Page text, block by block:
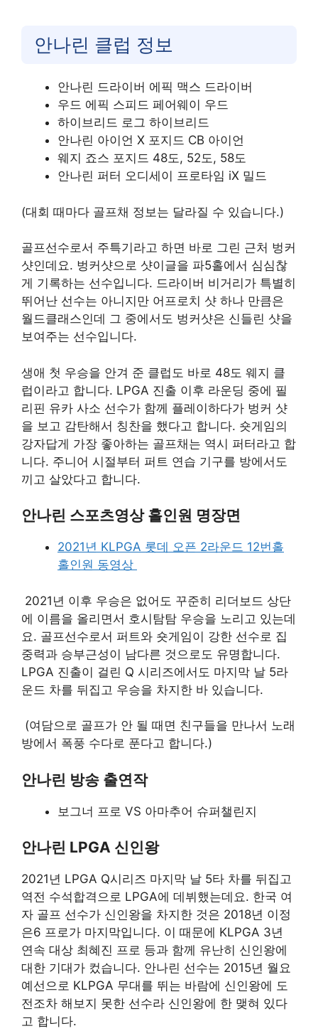
안나린 클럽 정보
안나린 드라이버 에픽 맥스 드라이버
우드 에픽 스피드 페어웨이 우드
하이브리드 로그 하이브리드
안나린 아이언 X 포지드 CB 아이언
웨지 죠스 포지드 48도, 52도, 58도
안나린 퍼터 오디세이 프로타임 iX 밀드
(대회 때마다 골프채 정보는 달라질 수 있습니다.)
골프선수로서 주특기라고 하면 바로 그린 근처 벙커
샷인데요. 벙커샷으로 샷이글을 파5홀에서 심심찮
게 기록하는 선수입니다. 드라이버 비거리가 특별히
뛰어난 선수는 아니지만 어프로치 샷 하나 만큼은
월드클래스인데 그 중에서도 벙커샷은 신들린 샷을
보여주는 선수입니다.
생애 첫 우승을 안겨 준 클럽도 바로 48도 웨지 클
럽이라고 합니다. LPGA 진출 이후 라운딩 중에 필
리핀 유카 사소 선수가 함께 플레이하다가 벙커 샷
을 보고 감탄해서 칭찬을 했다고 합니다. 숏게임의
강자답게 가장 좋아하는 골프채는 역시 퍼터라고 합
니다. 주니어 시절부터 퍼트 연습 기구를 방에서도
끼고 살았다고 합니다.
안나린 스포츠영상 홀인원 명장면
2021년 KLPGA 롯데 오픈 2라운드 12번홀
홀인원 동영상
2021년 이후 우승은 없어도 꾸준히 리더보드 상단
에 이름을 올리면서 호시탐탐 우승을 노리고 있는데
요. 골프선수로서 퍼트와 숏게임이 강한 선수로 집
중력과 승부근성이 남다른 것으로도 유명합니다.
LPGA 진출이 걸린 Q 시리즈에서도 마지막 날 5라
운드 차를 뒤집고 우승을 차지한 바 있습니다.
(여담으로 골프가 안 될 때면 친구들을 만나서 노래
방에서 폭풍 수다로 푼다고 합니다.)
안나린 방송 출연작
보그너 프로 VS 아마추어 슈퍼챌린지
안나린 LPGA 신인왕
2021년 LPGA Q시리즈 마지막 날 5타 차를 뒤집고
역전 수석합격으로 LPGA에 데뷔했는데요. 한국 여
자 골프 선수가 신인왕을 차지한 것은 2018년 이정
은6 프로가 마지막입니다. 이 때문에 KLPGA 3년
연속 대상 최혜진 프로 등과 함께 유난히 신인왕에
대한 기대가 컸습니다. 안나린 선수는 2015년 월요
예선으로 KLPGA 무대를 뛰는 바람에 신인왕에 도
전조차 해보지 못한 선수라 신인왕에 한 맺혀 있다
고 합니다.